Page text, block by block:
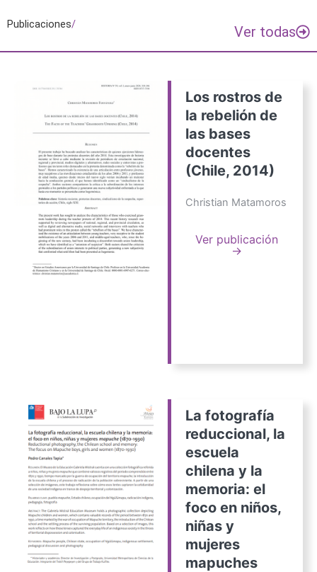
Publicaciones/ Ver todas
Los rostros de
la rebelión de
las bases
docentes
(Chile, 2014)
Christian Matamoros
Ver publicación
→
La fotografía
reduccional, la
escuela
chilena y la
memoria: el
foco en niños,
niñas y
mujeres
mapuches